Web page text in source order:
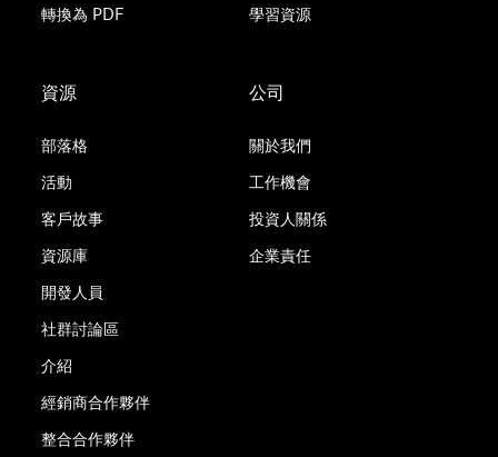
轉換為 PDF
學習資源
資源
部落格
活動
客戶故事
資源庫
開發人員
社群討論區
介紹
經銷商合作夥伴
整合合作夥伴
公司
關於我們
工作機會
投資人關係
企業責任